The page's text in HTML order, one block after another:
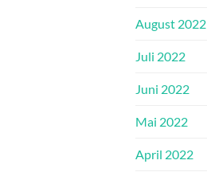
August 2022
Juli 2022
Juni 2022
Mai 2022
April 2022